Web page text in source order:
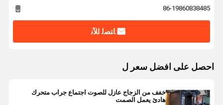
86-19860838485
ﺎﺘﺼﻟ ﺍﻶﻧ
احصل على افضل سعر ل
خفف من الزجاج عازل للصوت اجتماع جراب متحرك
هادئ يعمل الصمت